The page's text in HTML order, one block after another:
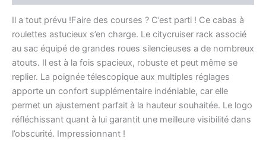
Il a tout prévu !Faire des courses ? C’est parti ! Ce cabas à
roulettes astucieux s’en charge. Le citycruiser rack associé
au sac équipé de grandes roues silencieuses a de nombreux
atouts. Il est à la fois spacieux, robuste et peut même se
replier. La poignée télescopique aux multiples réglages
apporte un confort supplémentaire indéniable, car elle
permet un ajustement parfait à la hauteur souhaitée. Le logo
réfléchissant quant à lui garantit une meilleure visibilité dans
l’obscurité. Impressionnant !